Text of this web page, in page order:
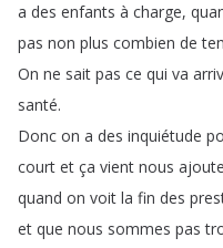
a des enfants à charge,
pas non plus combien de
On ne sait pas ce qui va
santé.
Donc on a des inquiétude
court et ça vient nous
quand on voit la fin des
et que nous sommes pas